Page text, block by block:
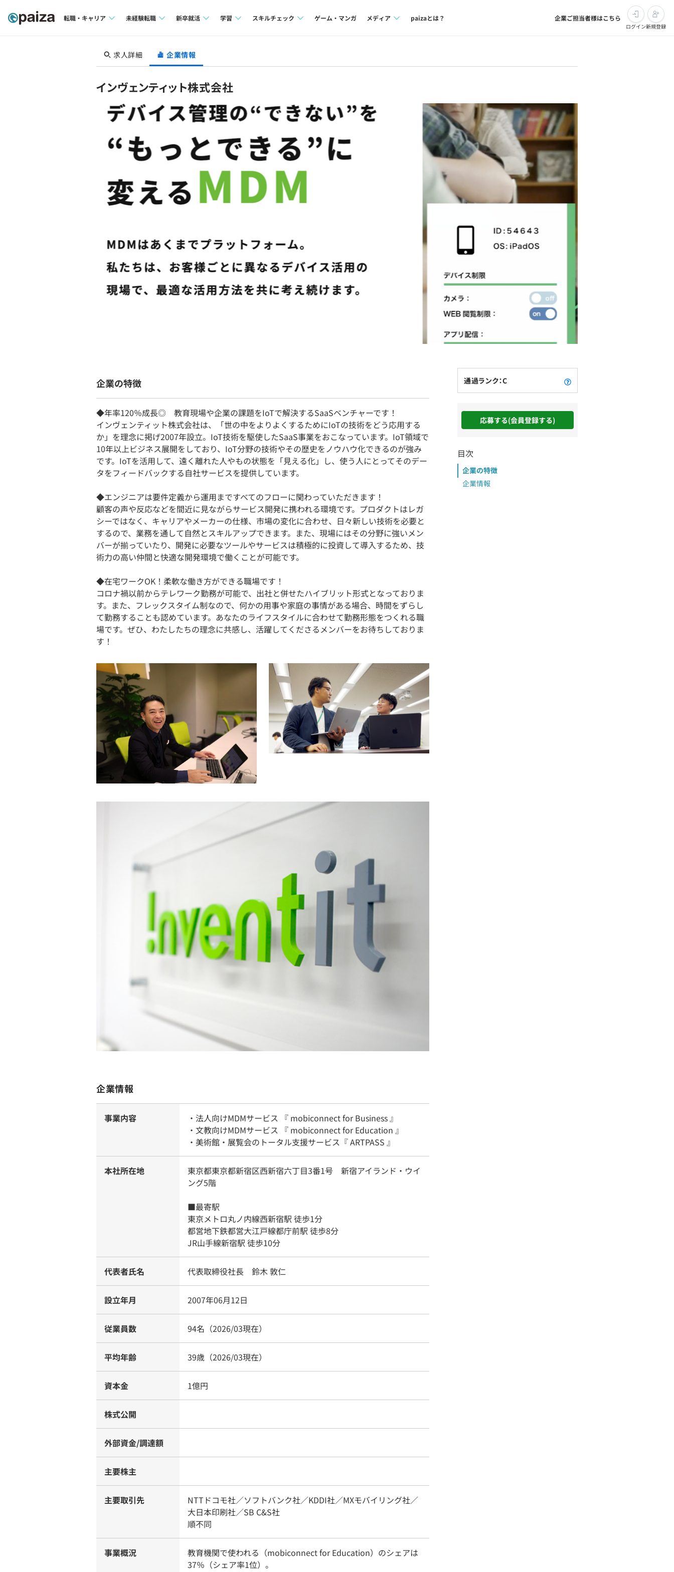
転職・キャリア
転職成功ガイド
転職エージェント
未経験転職
求人検索
転職成功ガイド
新卒就活
本選考
インターン
新卒エージェント
インタビュー
就活成功ガイド
学習
4択課題
ナレッジ
リファレンス
プラン
個人向けプラン
法人向けプラン
契約内容・クーポン
スキルチェック
再チャレンジ結果一覧
ゲーム・マンガ メディア paizaとは？ 企業ご担当者様はこちら
ログイン新規登録
求人詳細 企業情報
インヴェンティット株式会社
企業の特徴
◆年率120％成長◎ 教育現場や企業の課題をIoTで解決するSaaSベンチャーです！
インヴェンティット株式会社は、「世の中をよりよくするためにIoTの技術をどう応用する
か」を理念に掲げ2007年設立。IoT技術を駆使したSaaS事業をおこなっています。IoT領域で
10年以上ビジネス展開をしており、IoT分野の技術やその歴史をノウハウ化できるのが強み
です。IoTを活用して、遠く離れた人やもの状態を「見える化」し、使う人にとってそのデー
タをフィードバックする自社サービスを提供しています。
◆エンジニアは要件定義から運用まですべてのフローに関わっていただきます！
顧客の声や反応などを間近に見ながらサービス開発に携われる環境です。プロダクトはレガ
シーではなく、キャリアやメーカーの仕様、市場の変化に合わせ、日々新しい技術を必要と
するので、業務を通して自然とスキルアップできます。また、現場にはその分野に強いメン
バーが揃っていたり、開発に必要なツールやサービスは積極的に投資して導入するため、技
術力の高い仲間と快適な開発環境で働くことが可能です。
◆在宅ワークOK！柔軟な働き方ができる職場です！
コロナ禍以前からテレワーク勤務が可能で、出社と併せたハイブリット形式となっておりま
す。また、フレックスタイム制なので、何かの用事や家庭の事情がある場合、時間をずらし
て勤務することも認めています。あなたのライフスタイルに合わせて勤務形態をつくれる職
場です。ぜひ、わたしたちの理念に共感し、活躍してくださるメンバーをお待ちしておりま
す！
企業情報
事業内容
・法人向けMDMサービス 『 mobiconnect for Business 』
・文教向けMDMサービス 『 mobiconnect for Education 』
・美術館・展覧会のトータル支援サービス『 ARTPASS 』
本社所在地
東京都東京都新宿区西新宿六丁目3番1号 新宿アイランド・ウイ
ング5階
■最寄駅
東京メトロ丸ノ内線西新宿駅 徒歩1分
都営地下鉄都営大江戸線都庁前駅 徒歩8分
JR山手線新宿駅 徒歩10分
代表者氏名 代表取締役社長 鈴木 敦仁
設立年月 2007年06月12日
従業員数 94名（2026/03現在）
平均年齢 39歳（2026/03現在）
資本金 1億円
株式公開
外部資金/調達額
主要株主
主要取引先
NTTドコモ社／ソフトバンク社／KDDI社／MXモバイリング社／
大日本印刷社／SB C&S社
順不同
事業概況
教育機関で使われる（mobiconnect for Education）のシェアは
37％（シェア率1位）。
通過ランク：C
応募する(会員登録する)
目次
企業の特徴
企業情報